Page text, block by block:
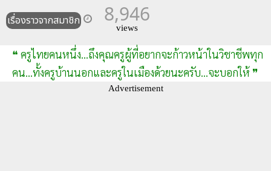
เรื่องราวจากสมาชิก 8,946
views
❝ ครูไทยคนหนึ่ง...ถึงคุณครูผู้ที่อยากจะก้าวหน้าในวิชาชีพทุก
คน...ทั้งครูบ้านนอกและครูในเมืองด้วยนะครับ...จะบอกให้ ❞
Advertisement